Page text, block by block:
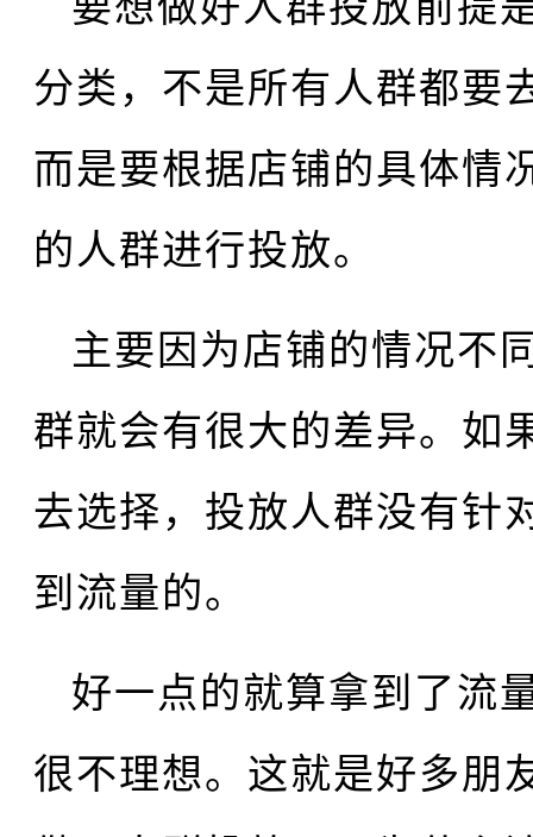
分类，不是所有人群都要
而是要根据店铺的具体情
的人群进行投放。
主要因为店铺的情况不
群就会有很大的差异。如
去选择，投放人群没有针
到流量的。
好一点的就算拿到了流
很不理想。这就是好多朋